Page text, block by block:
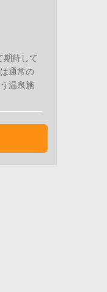
待して
通常の
温泉施